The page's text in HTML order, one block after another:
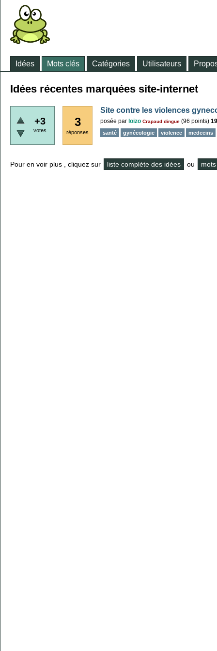
Idées Mots clés Catégories Utilisateurs
Idées récentes marquées site-internet
+3
votes
3
réponses
Site contre les violences
posée par loizo Crapaud dingue (96 points)
santé gynécologie violence medecins
Pour en voir plus , cliquez sur liste compléte des idées ou